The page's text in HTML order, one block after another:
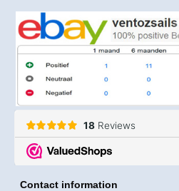
Contact information